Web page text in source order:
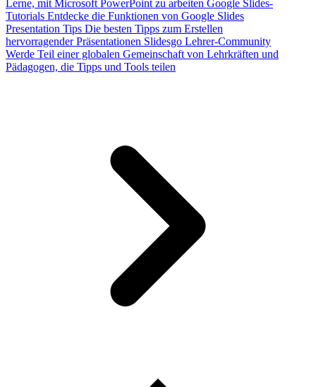
Lerne, mit Microsoft PowerPoint zu arbeiten Google Slides-
Tutorials Entdecke die Funktionen von Google Slides
Presentation Tips Die besten Tipps zum Erstellen
hervorragender Präsentationen Slidesgo Lehrer-Community
Werde Teil einer globalen Gemeinschaft von Lehrkräften und
Pädagogen, die Tipps und Tools teilen